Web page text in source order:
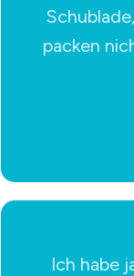
packen
Ich habe